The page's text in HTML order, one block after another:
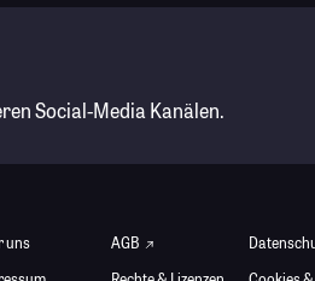
Social-Media Kanälen.
uns
AGB